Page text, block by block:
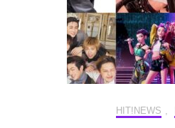
HIT!NEWS